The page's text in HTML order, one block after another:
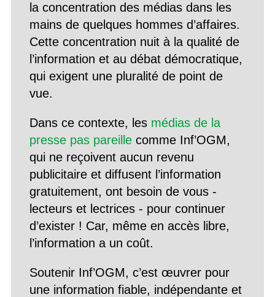
la concentration des médias dans les
mains de quelques hommes d’affaires.
Cette concentration nuit à la qualité de
l’information et au débat démocratique,
qui exigent une pluralité de point de
vue.
Dans ce contexte, les médias de la
presse pas pareillecomme Inf’OGM,
qui ne reçoivent aucun revenu
publicitaire et diffusent l’information
gratuitement, ont besoin de vous -
lecteurs et lectrices - pour continuer
d’exister ! Car, même en accès libre,
l’information a un coût.
Soutenir Inf’OGM, c’est œuvrer pour
une information fiable, indépendante et